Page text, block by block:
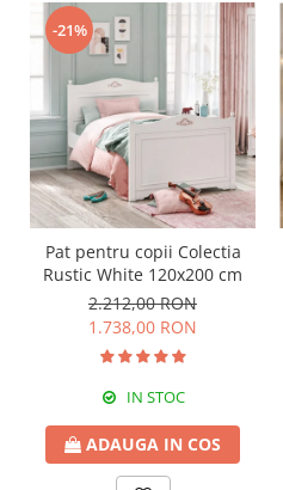
-21%
Pat pentru copii Colectia
Rustic White 120x200 cm
2.212,00 RON
1.738,00 RON
IN STOC
ADAUGA IN COS